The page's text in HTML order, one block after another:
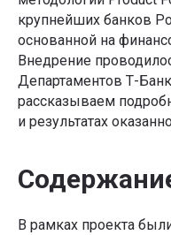
крупнейших банков
основанной на
Внедрение
Департаментов Т-
рассказываем
и результатах
В рамках проекта